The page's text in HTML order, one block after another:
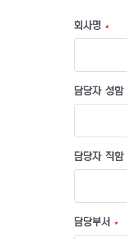
회사명 *
담당자 성함
담당자 직함
담당부서 *